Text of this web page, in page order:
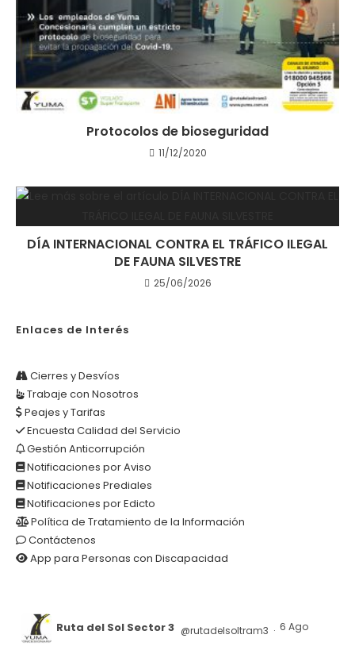
Protocolos de bioseguridad
11/12/2020
DÍA INTERNACIONAL CONTRA EL TRÁFICO ILEGAL
DE FAUNA SILVESTRE
25/06/2026
Enlaces de Interés
Cierres y Desvíos
Trabaje con Nosotros
Peajes y Tarifas
Encuesta Calidad del Servicio
Gestión Anticorrupción
Notificaciones por Aviso
Notificaciones Prediales
Notificaciones por Edicto
Política de Tratamiento de la Información
Contáctenos
App para Personas con Discapacidad
Ruta del Sol Sector 3 @rutadelsoltram3 · 6 Ago